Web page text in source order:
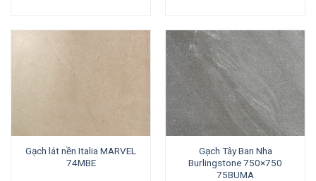
Gạch lát nền Italia MARVEL
74MBE
Gạch Tây Ban Nha
Burlingstone 750×750
75BUMA